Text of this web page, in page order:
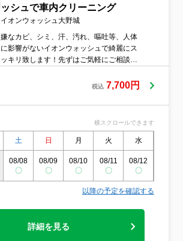
ッシュで車内クリーニング
イオンウォッシュ大野城
嫌なカビ、シミ、汗、汚れ、嘔吐等、人体
に影響がないイオンウォッシュで綺麗にス
ッキリ致します！先ずはご気軽にご相談く
税込 7,700円
横スクロールできます
土 日 月 火 水
08/08
〇
08/09
〇
08/10
〇
08/11
〇
08/12
〇
以降の予定を確認する
詳細を見る